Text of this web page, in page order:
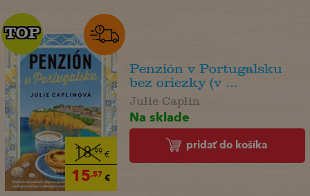
18,99 €
15,57 €
TOP
TOP
Penzión v Portugalsku
bez oriezky (v ...
Julie Caplin
Na sklade
pridať do košíka